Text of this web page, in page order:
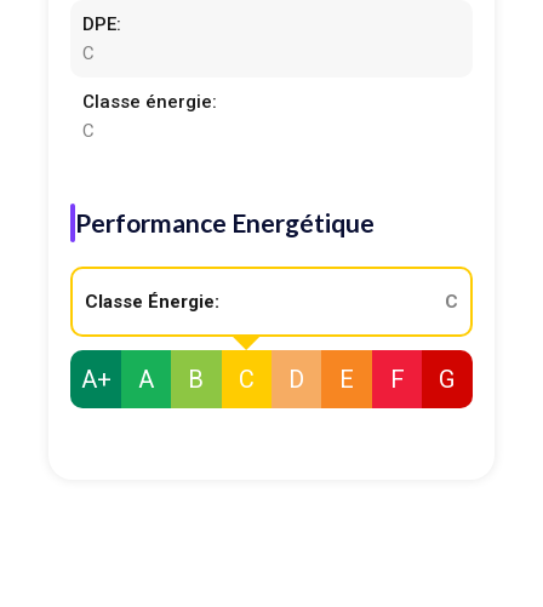
DPE:
C
Classe énergie:
C
Performance Energétique
Classe Énergie: C
A+ A B C D E F G